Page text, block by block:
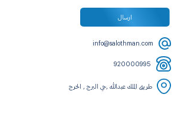
info@salothman.com
920000995
طريق الملك عبدالله ,حي البرج , الخرج